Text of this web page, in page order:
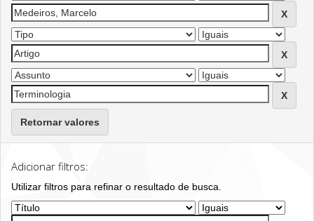
Retornar valores
Adicionar filtros:
Utilizar filtros para refinar o resultado de busca.